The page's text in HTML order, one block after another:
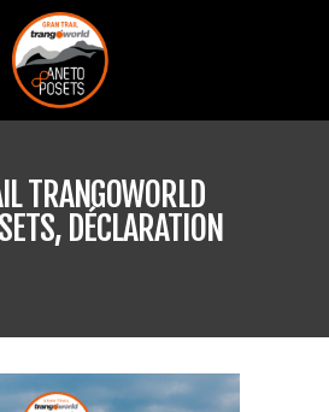
TRANGOWORLD
DÉCLARATION